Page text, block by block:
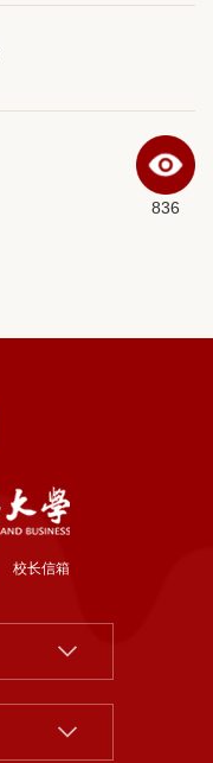
836
校长信箱